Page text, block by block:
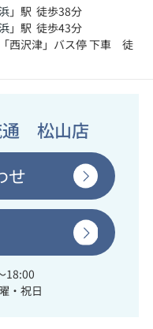
」駅 徒歩38分
」駅 徒歩43分
西沢津」バス停 下車 徒
通 松山店
せ
18:00
・祝日